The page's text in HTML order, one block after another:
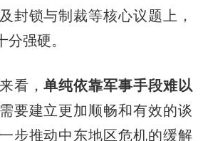
封锁与制裁等核心议题上，
强硬。
看，单纯依靠军事手段难以
要建立更加顺畅和有效的谈
步推动中东地区危机的缓解